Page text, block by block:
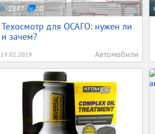
1947 0
Техосмотр для ОСАГО: нужен ли
и зачем?
19.02.2019 Автомобили